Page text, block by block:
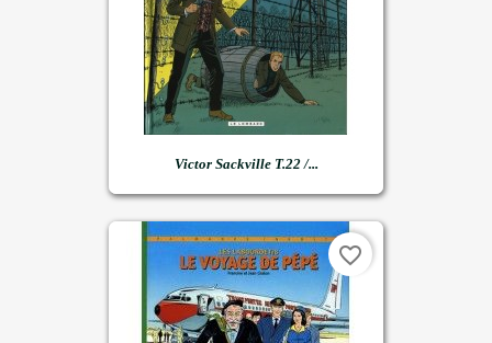
Victor Sackville T.22 /...
favorite_border